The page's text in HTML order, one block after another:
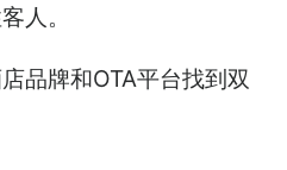
人。
品牌和OTA平台找到双